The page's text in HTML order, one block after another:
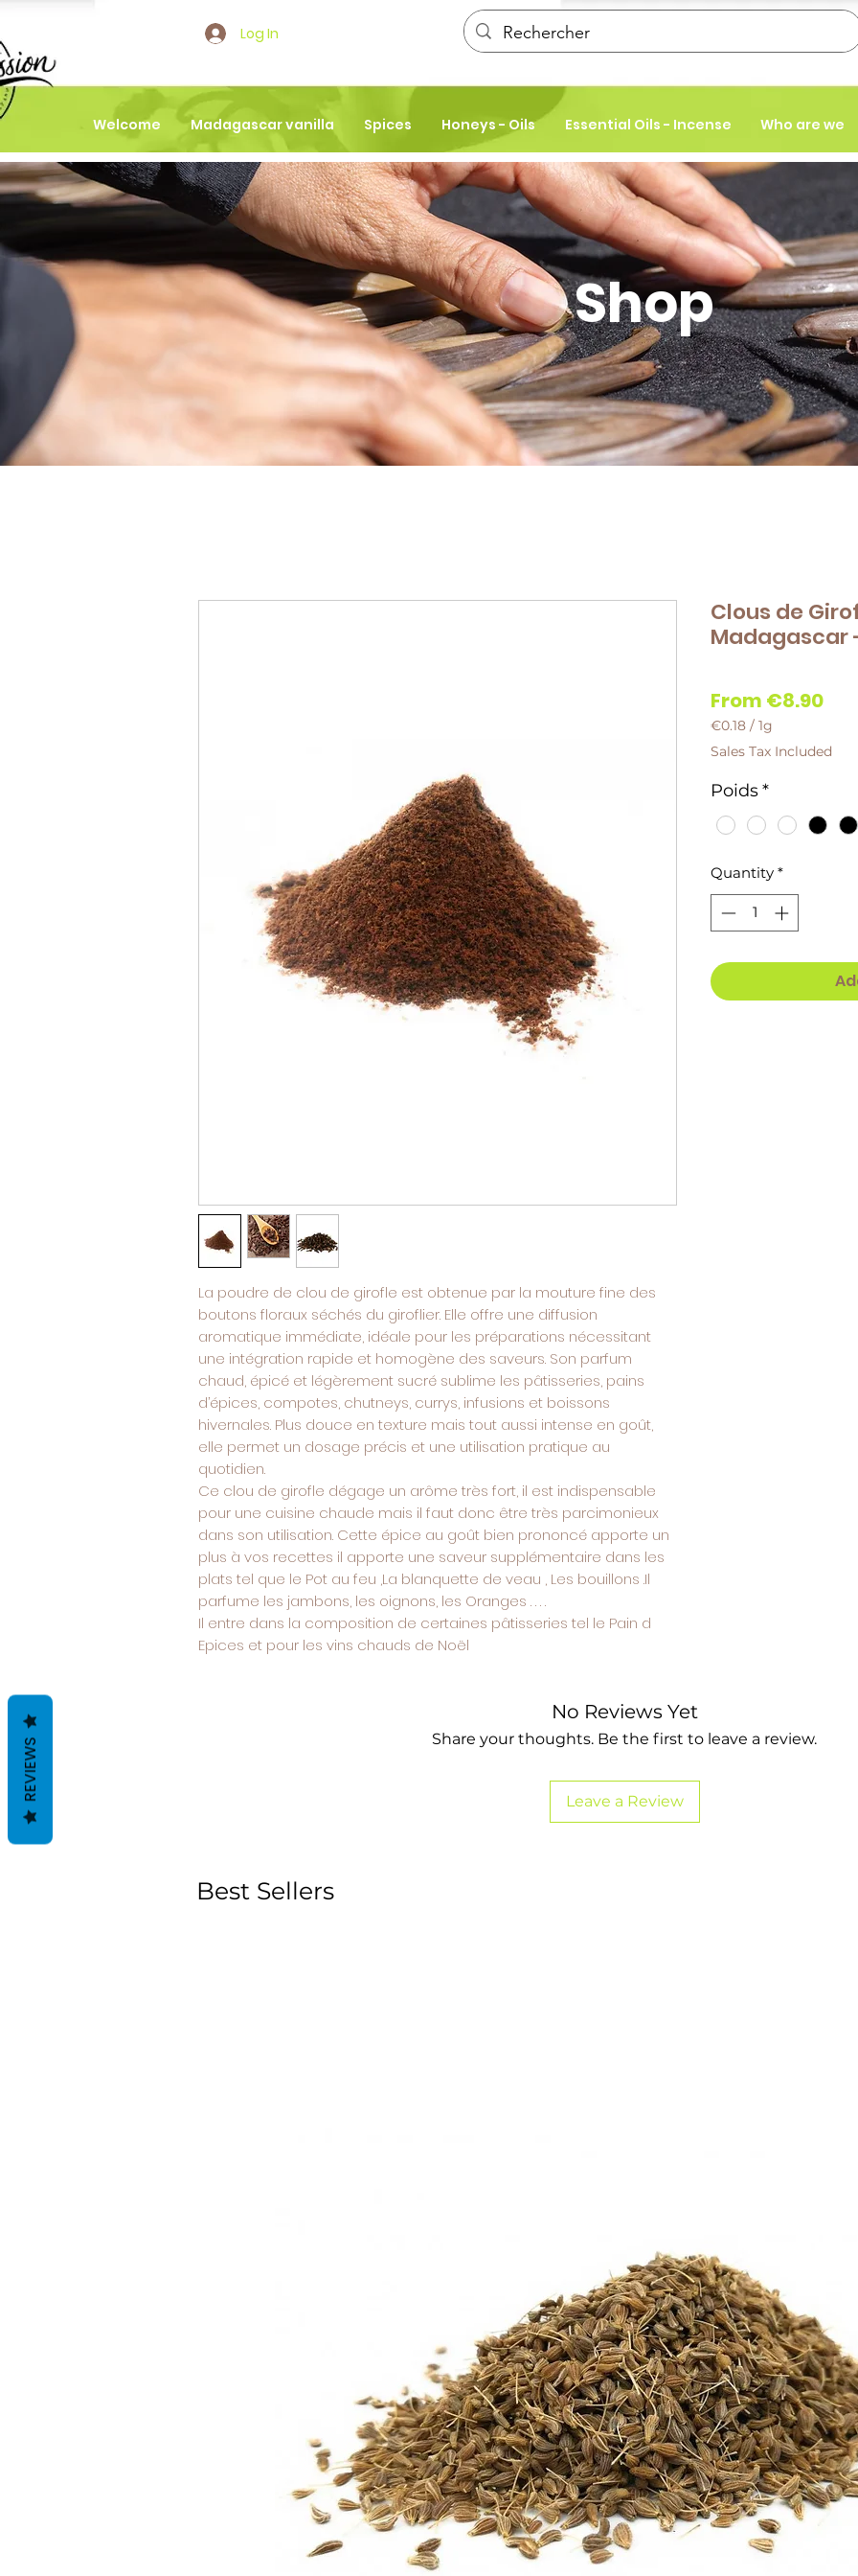
Log In
Welcome Madagascar vanilla Spices Honeys - Oils Essential Oils - Incense Who are we
Shop
La poudre de clou de girofle est obtenue par la mouture fine des
boutons floraux séchés du giroflier. Elle offre une diffusion
aromatique immédiate, idéale pour les préparations nécessitant
une intégration rapide et homogène des saveurs. Son parfum
chaud, épicé et légèrement sucré sublime les pâtisseries, pains
d’épices, compotes, chutneys, currys, infusions et boissons
hivernales. Plus douce en texture mais tout aussi intense en goût,
elle permet un dosage précis et une utilisation pratique au
quotidien.
Ce clou de girofle dégage un arôme très fort, il est indispensable
pour une cuisine chaude mais il faut donc être très parcimonieux
dans son utilisation. Cette épice au goût bien prononcé apporte un
plus à vos recettes il apporte une saveur supplémentaire dans les
plats tel que le Pot au feu ,La blanquette de veau , Les bouillons .Il
parfume les jambons, les oignons, les Oranges . . . .
Il entre dans la composition de certaines pâtisseries tel le Pain d
Epices et pour les vins chauds de Noël
Clous de
Madagascar
From €8.90Sale
€0.18 / 1g
€0.18
per
1
Gram
Sales Tax Included
Poids*
Quantity *
No Reviews Yet
Share your thoughts. Be the first to leave a review.
Leave a Review
Best Sellers
REVIEWS